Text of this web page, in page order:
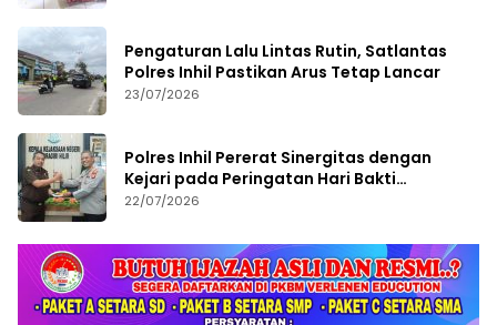
Pengaturan Lalu Lintas Rutin, Satlantas
Polres Inhil Pastikan Arus Tetap Lancar
23/07/2026
Polres Inhil Pererat Sinergitas dengan
Kejari pada Peringatan Hari Bakti
Adhyaksa ke-66
22/07/2026